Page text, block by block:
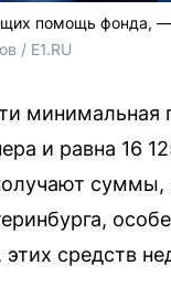
помощь фонда,
/ E1.RU
минимальная
и равна 16
средств